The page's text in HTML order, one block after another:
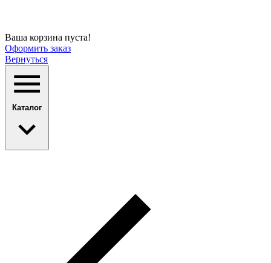
Ваша корзина пуста!
Оформить заказ
Вернуться
Каталог